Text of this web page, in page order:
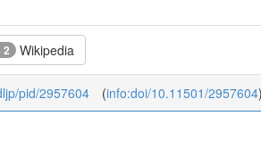
2 Wikipedia
pid/2957604 (info:doi/10.11501/2957604)